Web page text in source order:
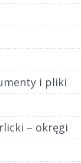
i pliki
– okręgi